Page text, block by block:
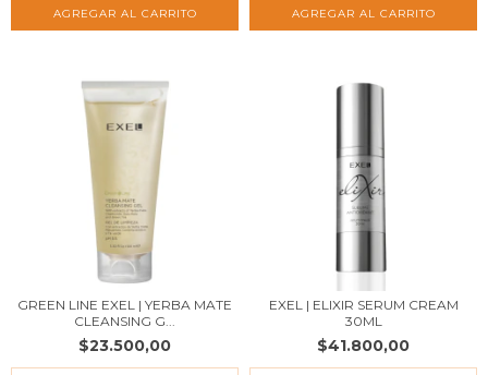
GREEN LINE EXEL | YERBA MATE
CLEANSING G...
$23.500,00
EXEL | ELIXIR SERUM CREAM
30ML
$41.800,00